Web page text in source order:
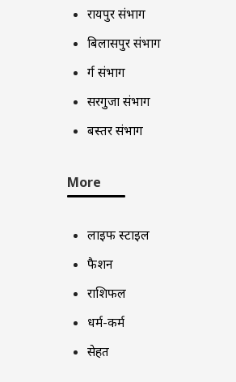
रायपुर संभाग
बिलासपुर संभाग
दुर्ग संभाग
सरगुजा संभाग
बस्तर संभाग
More
लाइफ स्टाइल
फैशन
राशिफल
धर्म-कर्म
सेहत